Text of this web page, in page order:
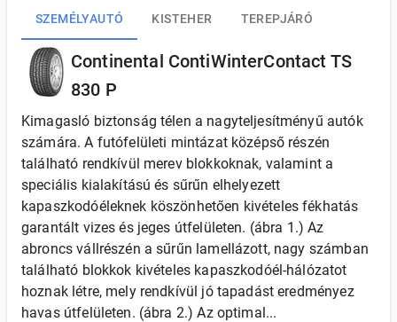
SZEMÉLYAUTÓ KISTEHER TEREPJÁRÓ
Continental ContiWinterContact TS
830 P
Kimagasló biztonság télen a nagyteljesítményű autók
számára. A futófelületi mintázat középső részén
található rendkívül merev blokkoknak, valamint a
speciális kialakítású és sűrűn elhelyezett
kapaszkodóéleknek köszönhetően kivételes fékhatás
garantált vizes és jeges útfelületen. (ábra 1.) Az
abroncs vállrészén a sűrűn lamellázott, nagy számban
található blokkok kivételes kapaszkodóél-hálózatot
hoznak létre, mely rendkívül jó tapadást eredményez
havas útfelületen. (ábra 2.) Az optimal...